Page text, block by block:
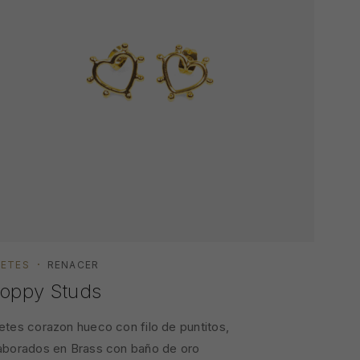
RENACER
Studs
corazon hueco con filo de puntitos,
en Brass con baño de oro